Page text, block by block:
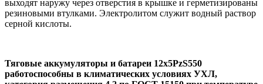
выходят наружу через отверстия в крышке и герметизированы
резиновыми втулками. Электролитом служит водный раствор
серной кислоты.
Тяговые аккумуляторы и батареи 12х5PzS550
работоспособны в климатических условиях УХЛ,